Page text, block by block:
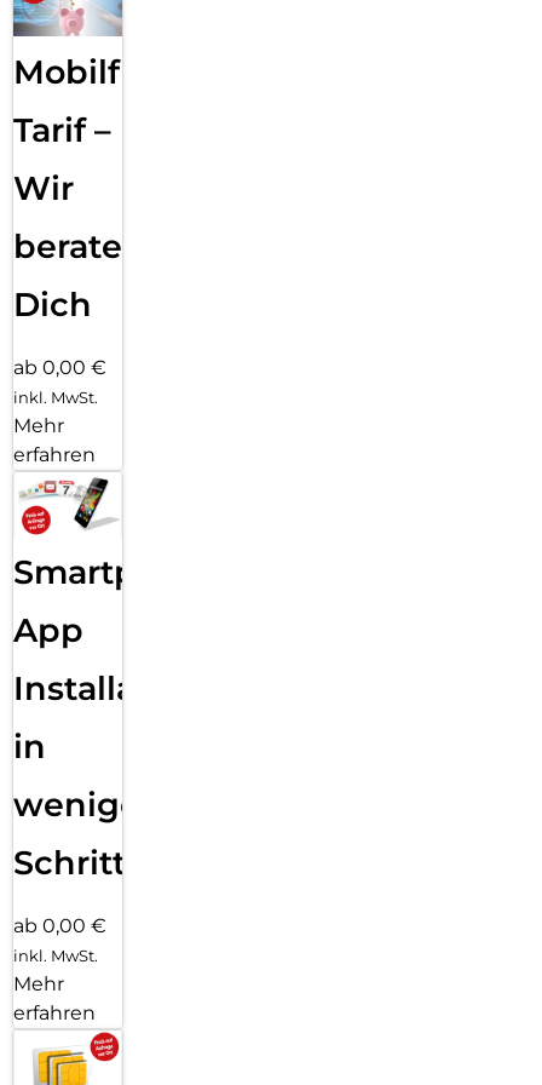
Mobilfunk
Tarif –
Wir
beraten
Dich
ab 0,00 €
inkl. MwSt.
Mehr
erfahren
Smartphone
App
Installation
in
wenigen
Schritten
ab 0,00 €
inkl. MwSt.
Mehr
erfahren